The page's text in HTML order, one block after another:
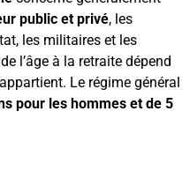
public et privé, les
les militaires et les
l’âge à la retraite dépend
Le régime général
pour les hommes et de 5